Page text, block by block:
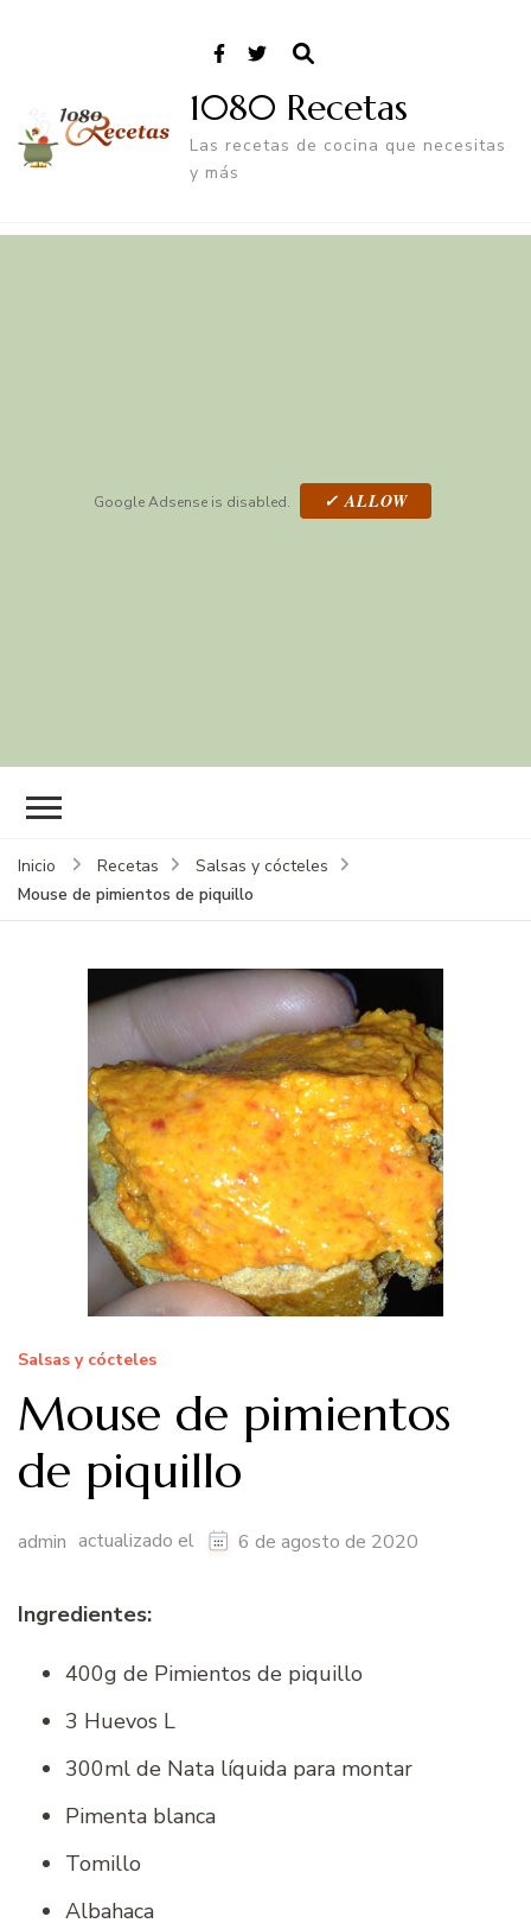
1080 Recetas
Las recetas de cocina que necesitas
y más
Google Adsense is disabled. ✓ ALLOW
Inicio Recetas
Salsas y cócteles
Mouse de pimientos de piquillo
Salsas y cócteles
Mouse de pimientos
de piquillo
admin actualizado el 6 de agosto de 2020
Ingredientes:
400g de Pimientos de piquillo
3 Huevos L
300ml de Nata líquida para montar
Pimenta blanca
Tomillo
Albahaca